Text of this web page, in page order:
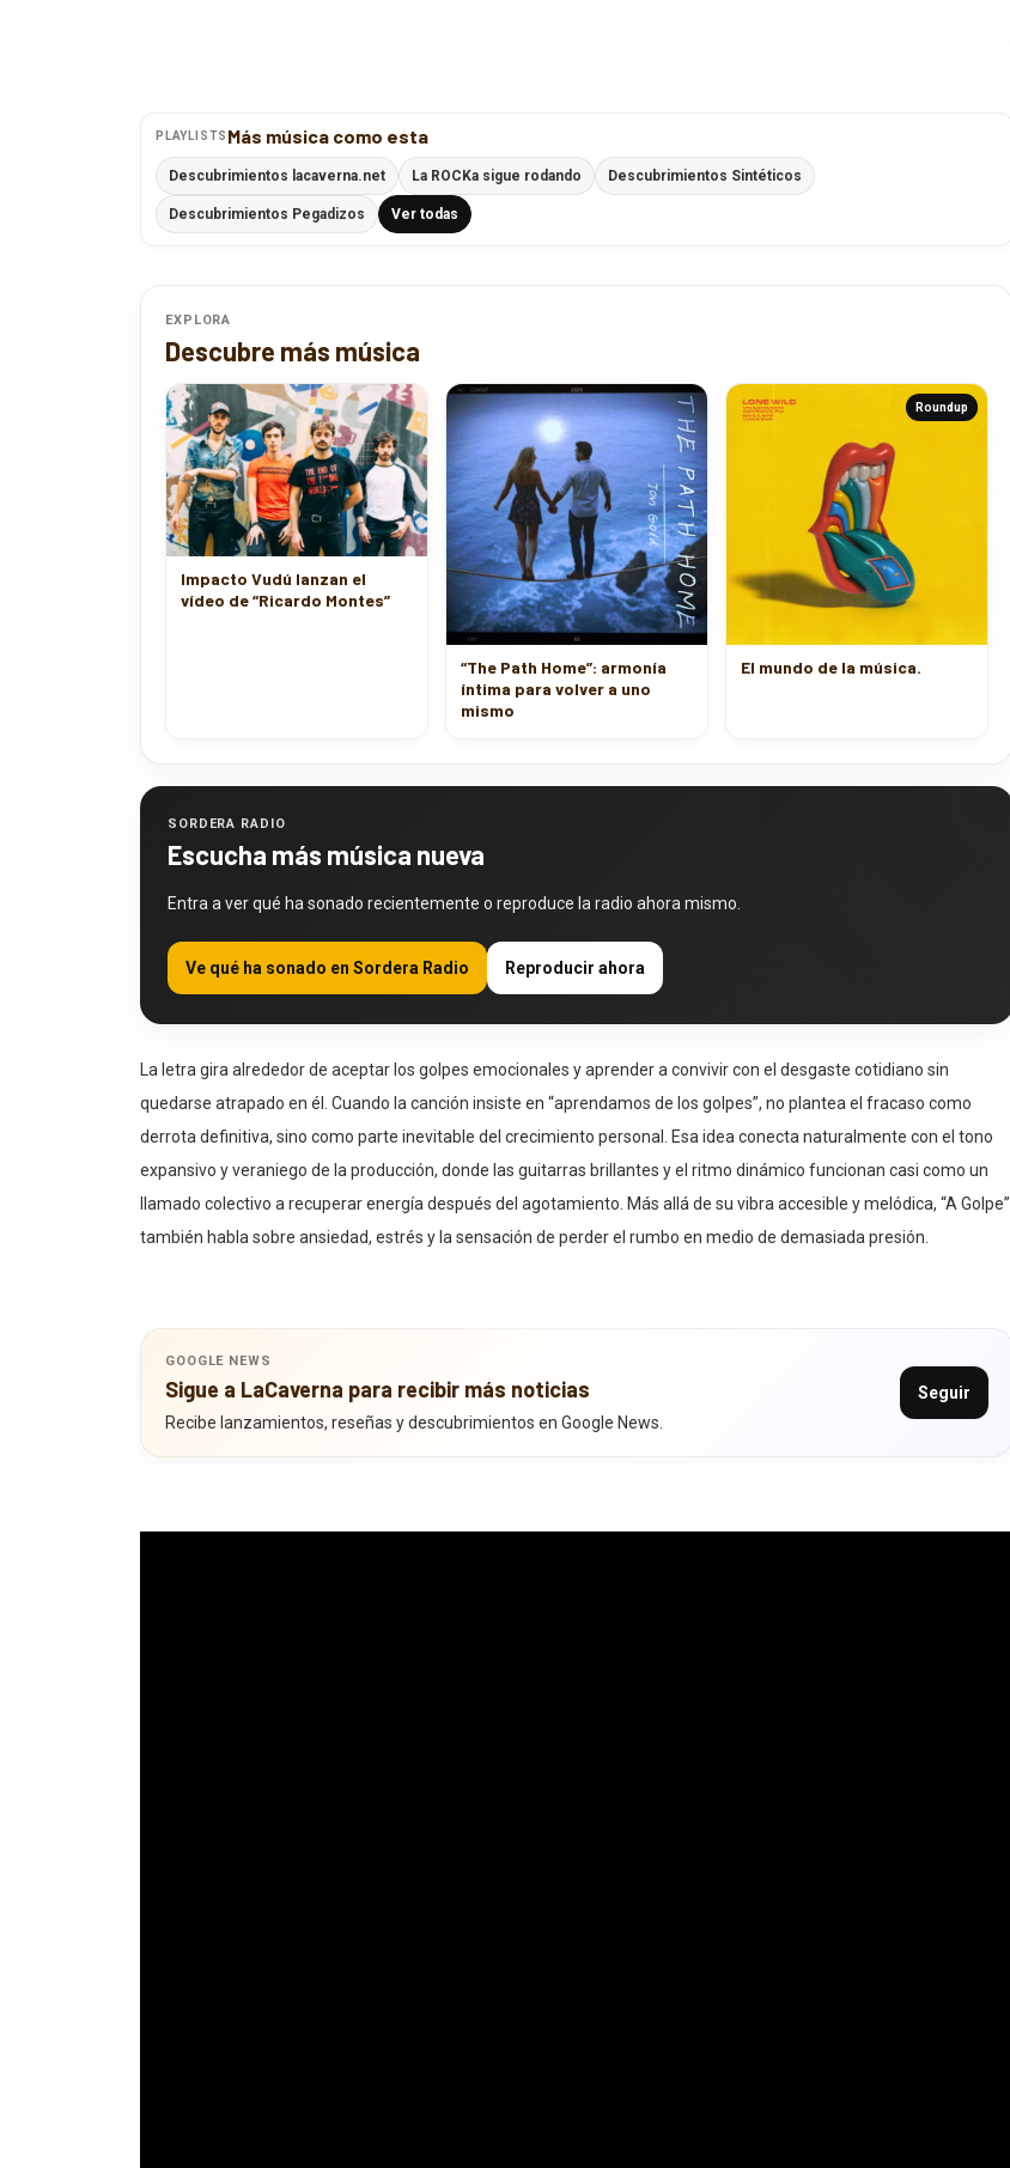
PLAYLISTS Más música como esta
Descubrimientos lacaverna.net La ROCKa sigue rodando Descubrimientos Sintéticos
Descubrimientos Pegadizos Ver todas
EXPLORA
Descubre más música
Impacto Vudú lanzan el
vídeo de “Ricardo Montes”
“The Path Home”: armonía
íntima para volver a uno
mismo
Roundup
El mundo de la música.
SORDERA RADIO
Escucha más música nueva
Entra a ver qué ha sonado recientemente o reproduce la radio ahora mismo.
Ve qué ha sonado en Sordera Radio Reproducir ahora
La letra gira alrededor de aceptar los golpes emocionales y aprender a convivir con el desgaste cotidiano sin
quedarse atrapado en él. Cuando la canción insiste en “aprendamos de los golpes”, no plantea el fracaso como
derrota definitiva, sino como parte inevitable del crecimiento personal. Esa idea conecta naturalmente con el tono
expansivo y veraniego de la producción, donde las guitarras brillantes y el ritmo dinámico funcionan casi como un
llamado colectivo a recuperar energía después del agotamiento. Más allá de su vibra accesible y melódica, “A Golpe”
también habla sobre ansiedad, estrés y la sensación de perder el rumbo en medio de demasiada presión.
GOOGLE NEWS
Sigue a LaCaverna para recibir más noticias
Recibe lanzamientos, reseñas y descubrimientos en Google News.
Seguir